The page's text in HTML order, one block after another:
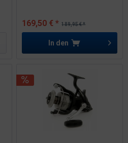
189,95 € *
169,50 € *
In den